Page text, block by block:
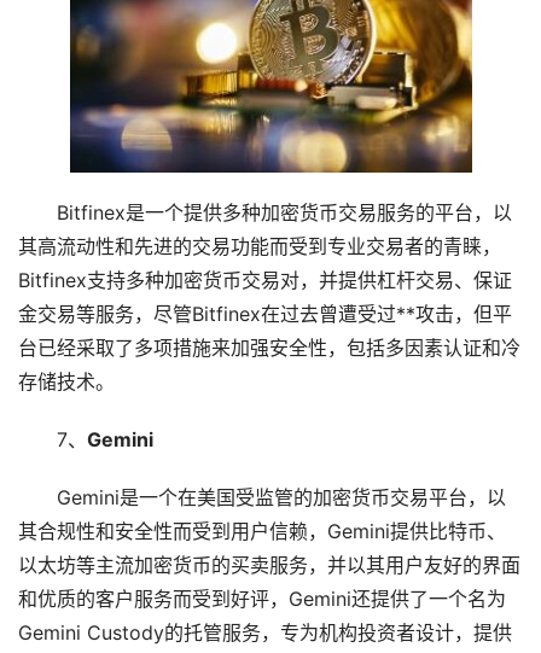
Bitfinex是一个提供多种加密货币交易服务的平台，以
其高流动性和先进的交易功能而受到专业交易者的青睐，
Bitfinex支持多种加密货币交易对，并提供杠杆交易、保证
金交易等服务，尽管Bitfinex在过去曾遭受过**攻击，但平
台已经采取了多项措施来加强安全性，包括多因素认证和冷
存储技术。
7、 Gemini
Gemini是一个在美国受监管的加密货币交易平台，以
其合规性和安全性而受到用户信赖，Gemini提供比特币、
以太坊等主流加密货币的买卖服务，并以其用户友好的界面
和优质的客户服务而受到好评，Gemini还提供了一个名为
Gemini Custody的托管服务，专为机构投资者设计，提供